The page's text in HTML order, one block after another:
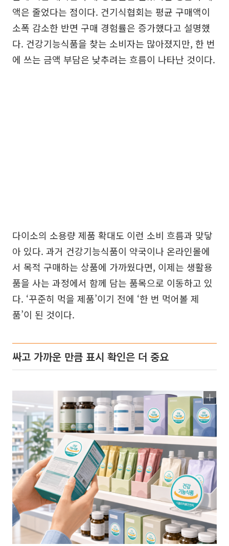
액은 줄었다는 점이다. 건기식협회는 평균 구매액이
소폭 감소한 반면 구매 경험률은 증가했다고 설명했
다. 건강기능식품을 찾는 소비자는 많아졌지만, 한 번
에 쓰는 금액 부담은 낮추려는 흐름이 나타난 것이다.
다이소의 소용량 제품 확대도 이런 소비 흐름과 맞닿
아 있다. 과거 건강기능식품이 약국이나 온라인몰에
서 목적 구매하는 상품에 가까웠다면, 이제는 생활용
품을 사는 과정에서 함께 담는 품목으로 이동하고 있
다. ‘꾸준히 먹을 제품’이기 전에 ‘한 번 먹어볼 제
품’이 된 것이다.
싸고 가까운 만큼 표시 확인은 더 중요